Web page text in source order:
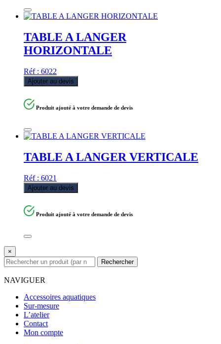
TABLE A LANGER
HORIZONTALE
Réf : 6022
Ajouter au devis
Produit ajouté à votre demande de devis
TABLE A LANGER VERTICALE
Réf : 6021
Ajouter au devis
Produit ajouté à votre demande de devis
×
Rechercher
NAVIGUER
Accessoires aquatiques
Sur-mesure
L’atelier
Contact
Mon compte